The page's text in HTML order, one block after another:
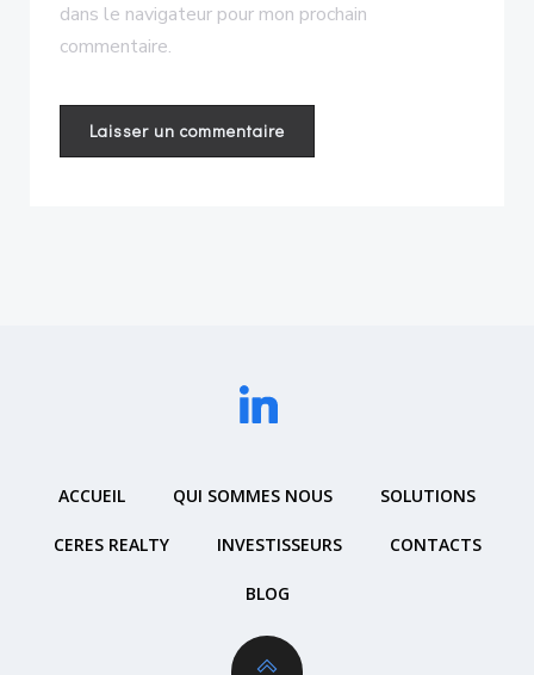
dans le navigateur pour mon prochain
commentaire.
ACCUEIL QUI SOMMES NOUS SOLUTIONS
CERES REALTY INVESTISSEURS CONTACTS
BLOG